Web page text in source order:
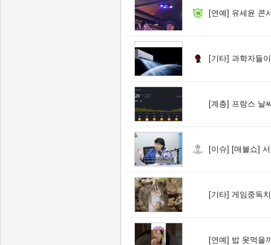
[연예] 유세윤 콘
[기타] 과학자들
[계층] 프랑스 날
[이슈] [매불쇼]
[기타] 게임중독
[연예] 밥 못먹을